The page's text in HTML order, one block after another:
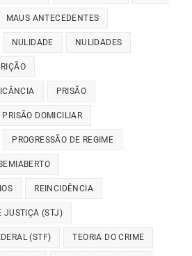
MAUS ANTECEDENTES
NULIDADE NULIDADES
PRISÃO
PRISÃO DOMICILIAR
PROGRESSÃO DE REGIME
REINCIDÊNCIA
JUSTIÇA (STJ)
(STF) TEORIA DO CRIME